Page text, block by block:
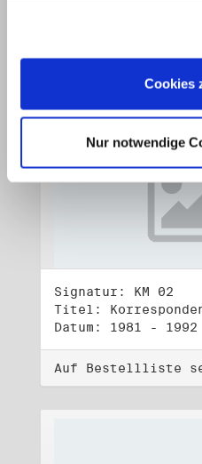
Cookies
Nur notwendige
Signatur: KM 02
Titel:
Datum: 1981 - 1992
Auf Bestellliste